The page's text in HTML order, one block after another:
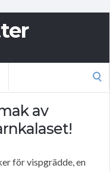
av
för vispgrädde, en